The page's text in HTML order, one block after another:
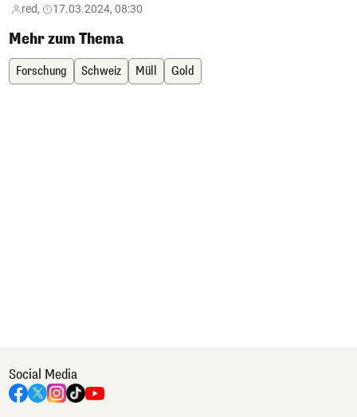
red, 17.03.2024, 08:30
Mehr zum Thema
Forschung Schweiz Müll Gold
Social Media